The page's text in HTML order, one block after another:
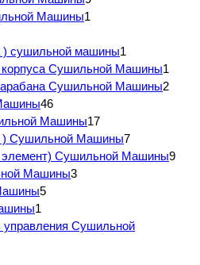
Машины1
сушильной машины1
корпуса Сушильной Машины1
Сушильной Машины2
46
Машины17
) Сушильной Машины7
элемент) Сушильной Машины9
Машины3
5
1
Сушильной